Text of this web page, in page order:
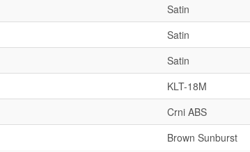
Satin
Satin
Satin
KLT-18M
Crni ABS
Brown Sunburst